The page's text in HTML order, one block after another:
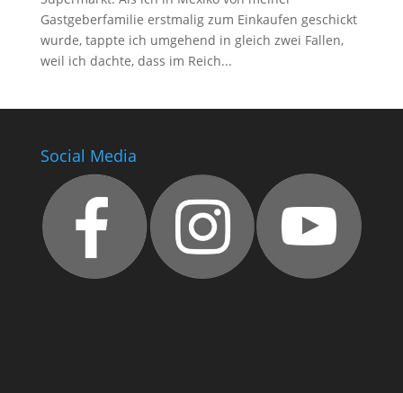
Gastgeberfamilie erstmalig zum Einkaufen geschickt
wurde, tappte ich umgehend in gleich zwei Fallen,
weil ich dachte, dass im Reich...
Social Media